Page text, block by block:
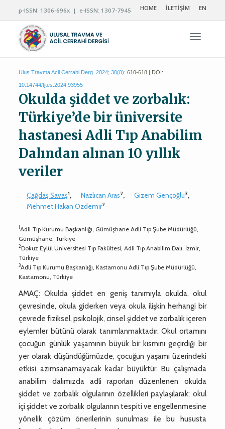
p-ISSN: 1306-696x | e-ISSN: 1307-7945 HOME İLETİŞİM EN
Ulus Travma Acil Cerrahi Derg. 2024; 30(8): 610-618 | DOI:
10.14744/tjtes.2024.93955
Okulda şiddet ve zorbalık:
Türkiye’de bir üniversite
hastanesi Adli Tıp Anabilim
Dalından alınan 10 yıllık
veriler
Çağdaş Savaş1, Nazlıcan Aras2, Gizem Gençoğlu3,
Mehmet Hakan Özdemir2
1Adli Tıp Kurumu Başkanlığı, Gümüşhane Adli Tıp Şube Müdürlüğü,
Gümüşhane, Türkiye
2Dokuz Eylül Üniversitesi Tıp Fakültesi, Adli Tıp Anabilim Dalı, İzmir,
Türkiye
3Adli Tıp Kurumu Başkanlığı, Kastamonu Adli Tıp Şube Müdürlüğü,
Kastamonu, Türkiye
AMAÇ: Okulda şiddet en geniş tanımıyla okulda, okul
çevresinde, okula giderken veya okula ilişkin herhangi bir
çevrede fiziksel, psikolojik, cinsel şiddet ve zorbalık içeren
eylemler bütünü olarak tanımlanmaktadır. Okul ortamını
çocuğun günlük yaşamının büyük bir kısmını geçirdiği bir
yer olarak düşündüğümüzde, çocuğun yaşamı üzerindeki
etkisi azımsanamayacak kadar büyüktür. Bu çalışmada
anabilim dalımızda adli raporları düzenlenen okulda
şiddet ve zorbalık olgularının özellikleri paylaşılarak; okul
içi şiddet ve zorbalık olgularının tespiti ve engellenmesine
yönelik çözüm önerilerinin sunulması ile bu hususta